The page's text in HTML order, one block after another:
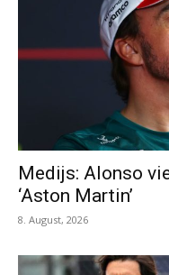
Medijs: Alonso
‘Aston Martin’
8. August, 2026